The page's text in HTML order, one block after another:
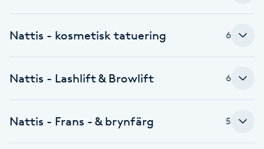
Fibromassage
Fotmassage
Nattis - kosmetisk tatuering 6
Nattis - Lashlift & Browlift 6
Nattis - Frans - & brynfärg 5